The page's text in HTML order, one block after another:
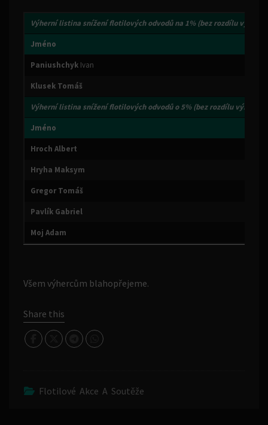
Výherní listina snížení flotilových odvodů na 1%(bez rozdílu výše
Jméno
Paniushchyk Ivan
Klusek Tomáš
Výherní listina snížení flotilových odvodů o 5%(bez rozdílu výše
Jméno
Hroch Albert
Hryha Maksym
Gregor Tomáš
Pavlík Gabriel
Moj Adam
Všem výhercům blahopřejeme.
Share this
Flotilové Akce A Soutěže